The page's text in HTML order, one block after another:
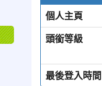
個人主頁
頭銜等級
最後登入時間